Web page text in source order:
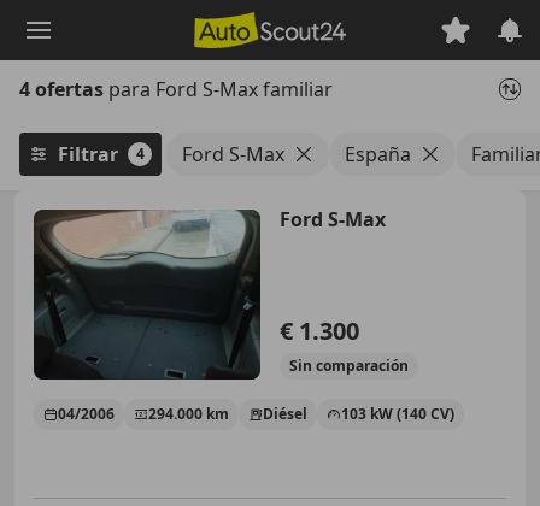
principal
4 ofertas para Ford S-Max familiar
Filtrar 4 Ford S-Max España
Ford S-Max
€ 1.300
Sin comparación
04/2006 294.000 km Diésel 103 kW (140 CV)